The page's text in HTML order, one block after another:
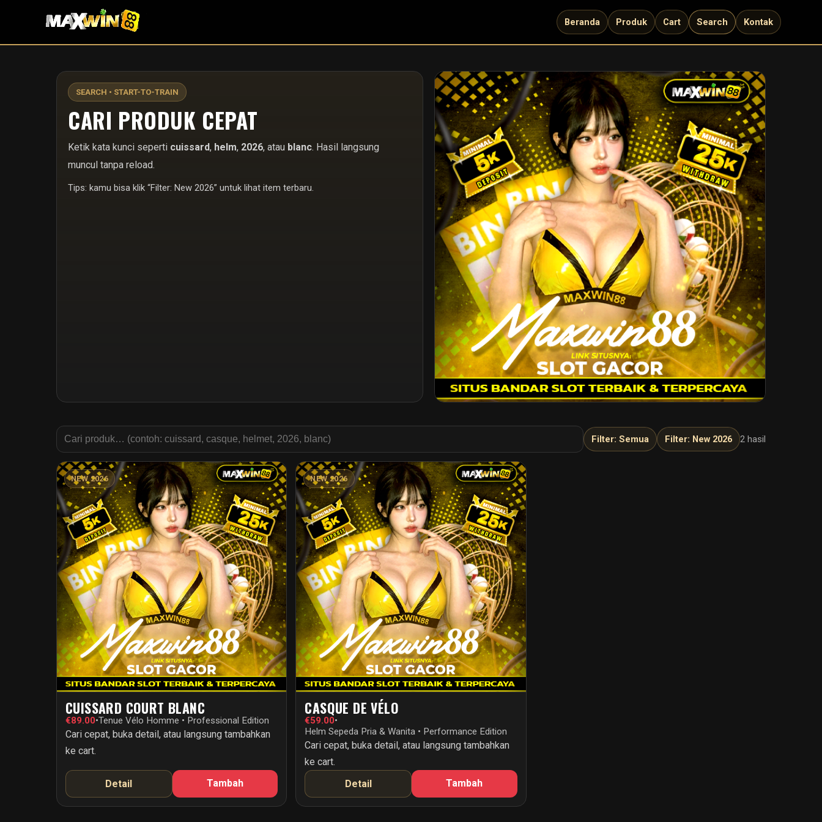
Beranda Produk Cart Search Kontak
SEARCH • START-TO-TRAIN
CARI PRODUK CEPAT
Ketik kata kunci seperti cuissard, helm, 2026, atau blanc. Hasil langsung
muncul tanpa reload.
Tips: kamu bisa klik “Filter: New 2026” untuk lihat item terbaru.
Filter: Semua Filter: New 2026 2 hasil
NEW 2026
CUISSARD COURT BLANC
€89.00•Tenue Vélo Homme • Professional Edition
Cari cepat, buka detail, atau langsung tambahkan
ke cart.
Detail Tambah
NEW 2026
CASQUE DE VÉLO
€59.00•
Helm Sepeda Pria & Wanita • Performance Edition
Cari cepat, buka detail, atau langsung tambahkan
ke cart.
Detail
Tambah